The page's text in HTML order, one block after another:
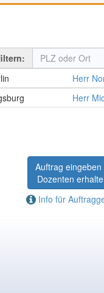
Herr
Herr
Auftrag eingeben
Dozenten
Info für